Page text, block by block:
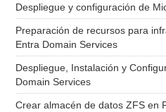
Despliegue y configuración de
Preparación de recursos para
Entra Domain Services
Despliegue, Instalación y
Domain Services
Crear almacén de datos ZFS en